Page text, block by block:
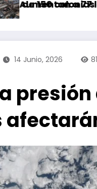
de Tijuana
77 las viviendas
14 Junio, 2026 81